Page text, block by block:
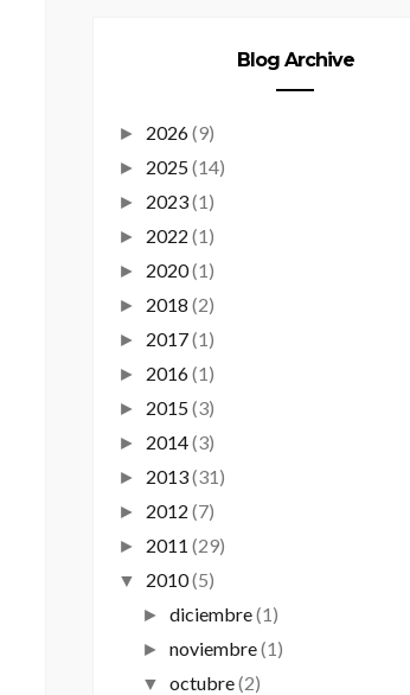
Blog Archive
► 2026(9)
► 2025(14)
► 2023(1)
► 2022 (1)
► 2020(1)
► 2018 (2)
► 2017(1)
► 2016(1)
► 2015(3)
► 2014(3)
► 2013(31)
► 2012 (7)
► 2011 (29)
▼ 2010(5)
► diciembre(1)
► noviembre(1)
▼ octubre(2)